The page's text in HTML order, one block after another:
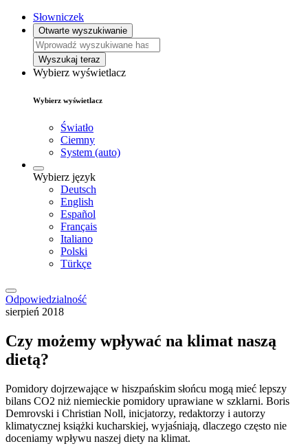
Słowniczek
Otwarte wyszukiwanie
Wyszukaj teraz
Wybierz wyświetlacz
Wybierz wyświetlacz
Światło
Ciemny
System (auto)
Wybierz język
Deutsch
English
Español
Français
Italiano
Polski
Türkçe
Odpowiedzialność
sierpień 2018
Czy możemy wpływać na klimat naszą
dietą?
Pomidory dojrzewające w hiszpańskim słońcu mogą mieć lepszy
bilans CO2 niż niemieckie pomidory uprawiane w szklarni. Boris
Demrovski i Christian Noll, inicjatorzy, redaktorzy i autorzy
klimatycznej książki kucharskiej, wyjaśniają, dlaczego często nie
doceniamy wpływu naszej diety na klimat.